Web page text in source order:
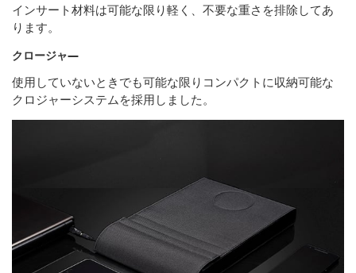
インサート材料は可能な限り軽く、不要な重さを排除してあ
ります。
クロージャ―
使用していないときでも可能な限りコンパクトに収納可能な
クロジャーシステムを採用しました。